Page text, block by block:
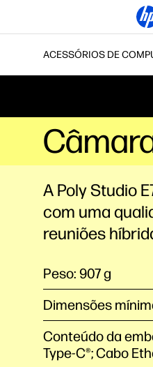
ACESSÓRIOS DE
A Poly Studio
com uma
reuniões
Peso: 907 g
Dimensões
Conteúdo da
Type-C®️; Cabo